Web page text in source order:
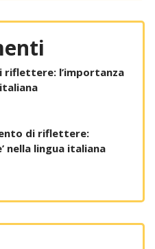
riflettere: l’importanza
di riflettere:
nella lingua italiana